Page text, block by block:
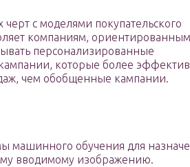
с моделями покупательского
компаниям,
персонализированные
которые более
чем обобщенные кампании.
машинного обучения для
вводимому изображению.